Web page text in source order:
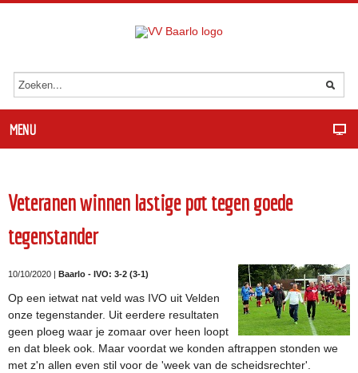
MENU
Veteranen winnen lastige pot tegen goede
tegenstander
10/10/2020 | Baarlo - IVO: 3-2 (3-1)
Op een ietwat nat veld was IVO uit Velden
onze tegenstander. Uit eerdere resultaten
geen ploeg waar je zomaar over heen loopt
en dat bleek ook. Maar voordat we konden aftrappen stonden we
met z'n allen even stil voor de 'week van de scheidsrechter'.